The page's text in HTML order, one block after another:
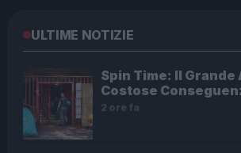
ULTIME NOTIZIE
Spin Time: Il Grande
Costose
2 ore fa